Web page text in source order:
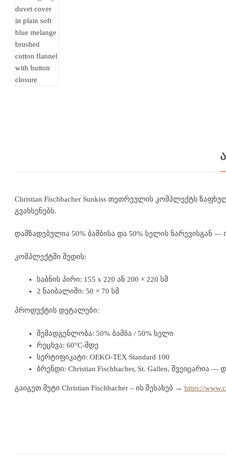
Christian Fischbacher Sunkiss თეთრეულის კომპლექტს
გვახსენებს.
დამზადებულია 50% ბამბისა და 50% სელის ნარევისგან
კომპლექტში შედის:
საბნის პირი: 155 x 220 ან 200 × 220 სმ
2 ნაიბალიში: 50 × 70 სმ
პროდუქტის დეტალები:
შემადგენლობა: 50% ბამბა / 50% სელი
რეცხვა: 60°C-მდე
სერტიფიკატი: OEKO-TEX Standard 100
ბრენდი: Christian Fischbacher, St. Gallen, შვეიცარია
გაიგეთ მეტი Christian Fischbacher – ის შესახებ → https://